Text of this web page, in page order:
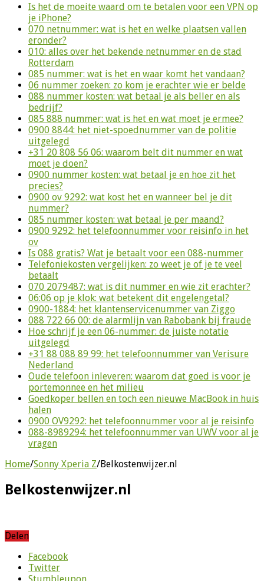
Is het de moeite waard om te betalen voor een VPN op
je iPhone?
070 netnummer: wat is het en welke plaatsen vallen
eronder?
010: alles over het bekende netnummer en de stad
Rotterdam
085 nummer: wat is het en waar komt het vandaan?
06 nummer zoeken: zo kom je erachter wie er belde
088 nummer kosten: wat betaal je als beller en als
bedrijf?
085 888 nummer: wat is het en wat moet je ermee?
0900 8844: het niet-spoednummer van de politie
uitgelegd
+31 20 808 56 06: waarom belt dit nummer en wat
moet je doen?
0900 nummer kosten: wat betaal je en hoe zit het
precies?
0900 ov 9292: wat kost het en wanneer bel je dit
nummer?
085 nummer kosten: wat betaal je per maand?
0900 9292: het telefoonnummer voor reisinfo in het
ov
Is 088 gratis? Wat je betaalt voor een 088-nummer
Telefoniekosten vergelijken: zo weet je of je te veel
betaalt
070 2079487: wat is dit nummer en wie zit erachter?
06:06 op je klok: wat betekent dit engelengetal?
0900-1884: het klantenservicenummer van Ziggo
088 722 66 00: de alarmlijn van Rabobank bij fraude
Hoe schrijf je een 06-nummer: de juiste notatie
uitgelegd
+31 88 088 89 99: het telefoonnummer van Verisure
Nederland
Oude telefoon inleveren: waarom dat goed is voor je
portemonnee en het milieu
Goedkoper bellen en toch een nieuwe MacBook in huis
halen
0900 OV9292: het telefoonnummer voor al je reisinfo
088-8989294: het telefoonnummer van UWV voor al je
vragen
Home/Sonny Xperia Z/Belkostenwijzer.nl
Belkostenwijzer.nl
Delen
Facebook
Twitter
Stumbleupon